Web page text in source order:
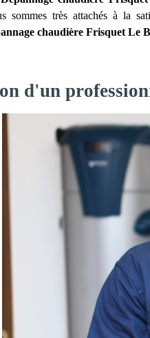
sommes très attachés à la
chaudière Frisquet Le
d'un